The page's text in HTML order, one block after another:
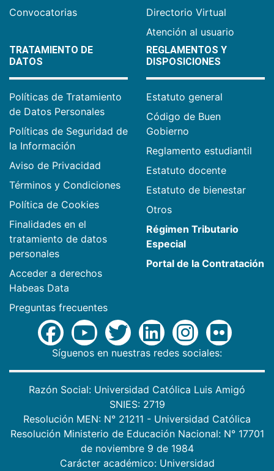
Convocatorias
Directorio Virtual
Atención al usuario
TRATAMIENTO DE
DATOS
Políticas de Tratamiento
de Datos Personales
Políticas de Seguridad de
la Información
Aviso de Privacidad
Términos y Condiciones
Política de Cookies
Finalidades en el
tratamiento de datos
personales
Acceder a derechos
Habeas Data
Preguntas frecuentes
REGLAMENTOS Y
DISPOSICIONES
Estatuto general
Código de Buen
Gobierno
Reglamento estudiantil
Estatuto docente
Estatuto de bienestar
Otros
Régimen Tributario
Especial
Portal de la Contratación
Síguenos en nuestras redes sociales:
Razón Social: Universidad Católica Luis Amigó
SNIES: 2719
Resolución MEN: N° 21211 - Universidad Católica
Resolución Ministerio de Educación Nacional: N° 17701
de noviembre 9 de 1984
Carácter académico: Universidad